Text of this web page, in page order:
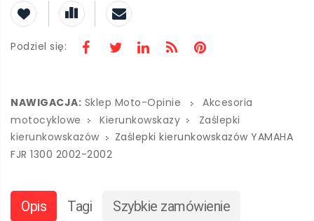
Podziel się:
NAWIGACJA: Sklep Moto-Opinie
Akcesoria
motocyklowe
Kierunkowskazy
Zaślepki
kierunkowskazów
Zaślepki kierunkowskazów YAMAHA
FJR 1300 2002-2002
Opis Tagi Szybkie zamówienie